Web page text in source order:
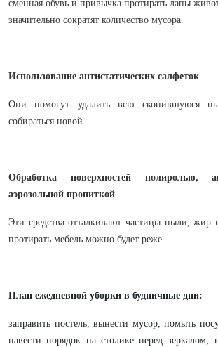
сменная обувь и привычка протирать лапы
значительно сократят количество мусора.
Использование антистатических салфеток.
Они помогут удалить всю скопившуюся
собираться новой.
Обработка поверхностей полиролью,
аэрозольной пропиткой.
Эти средства отталкивают частицы пыли, жир
протирать мебель можно будет реже.
План ежедневной уборки в будничные дни:
заправить постель; вынести мусор; помыть
навести порядок на столике перед зеркалом;